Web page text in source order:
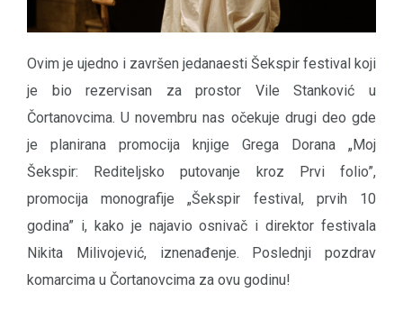
Ovim je ujedno i završen jedanaesti Šekspir festival koji
je bio rezervisan za prostor Vile Stanković u
Čortanovcima. U novembru nas očekuje drugi deo gde
je planirana promocija knjige Grega Dorana „Moj
Šekspir: Rediteljsko putovanje kroz Prvi folio”,
promocija monografije „Šekspir festival, prvih 10
godina” i, kako je najavio osnivač i direktor festivala
Nikita Milivojević, iznenađenje. Poslednji pozdrav
komarcima u Čortanovcima za ovu godinu!